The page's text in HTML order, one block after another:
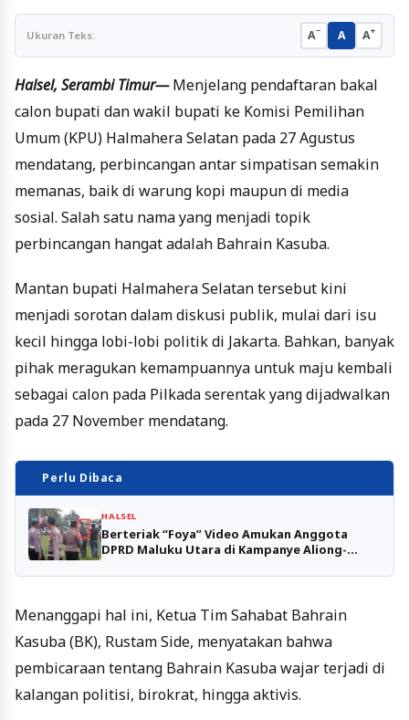
Ukuran Teks: A− A A+
Halsel, Serambi Timur—Menjelang pendaftaran bakal
calon bupati dan wakil bupati ke Komisi Pemilihan
Umum (KPU) Halmahera Selatan pada 27 Agustus
mendatang, perbincangan antar simpatisan semakin
memanas, baik di warung kopi maupun di media
sosial. Salah satu nama yang menjadi topik
perbincangan hangat adalah Bahrain Kasuba.
Mantan bupati Halmahera Selatan tersebut kini
menjadi sorotan dalam diskusi publik, mulai dari isu
kecil hingga lobi-lobi politik di Jakarta. Bahkan, banyak
pihak meragukan kemampuannya untuk maju kembali
sebagai calon pada Pilkada serentak yang dijadwalkan
pada 27 November mendatang.
Perlu Dibaca
HALSEL
Berteriak “Foya” Video Amukan Anggota
DPRD Maluku Utara di Kampanye Aliong-
Menanggapi hal ini, Ketua Tim Sahabat Bahrain
Kasuba (BK), Rustam Side, menyatakan bahwa
pembicaraan tentang Bahrain Kasuba wajar terjadi di
kalangan politisi, birokrat, hingga aktivis.